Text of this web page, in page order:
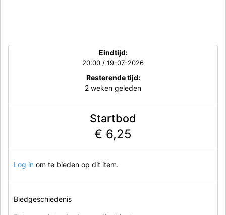
Eindtijd:
20:00 / 19-07-2026
Resterende tijd:
2 weken geleden
Startbod
€ 6,25
Log in om te bieden op dit item.
Biedgeschiedenis